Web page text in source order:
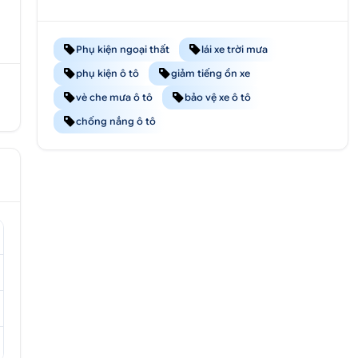
Phụ kiện ngoại thất
lái xe trời mưa
phụ kiện ô tô
giảm tiếng ồn xe
vè che mưa ô tô
bảo vệ xe ô tô
chống nắng ô tô